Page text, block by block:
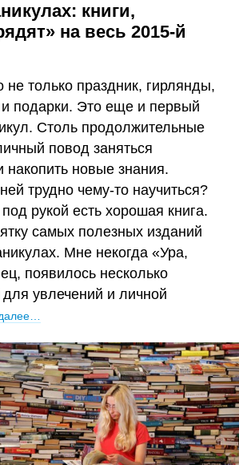
книги,
на весь 2015-й
только праздник, гирлянды,
подарки. Это еще и первый
Столь продолжительные
повод заняться
накопить новые знания.
трудно чему-то научиться?
рукой есть хорошая книга.
самых полезных изданий
Мне некогда «Ура,
появилось несколько
увлечений и личной